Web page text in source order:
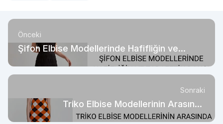
Önceki
Şifon Elbise Modellerinde Hafifliğin ve
Zarafetin Dansı
Sonraki
Triko Elbise Modellerinin Arasında
Kaybolmak